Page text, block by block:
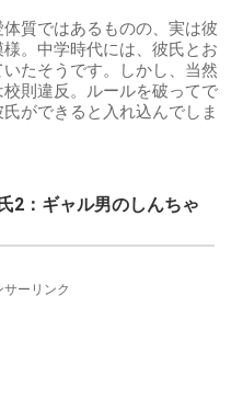
質ではあるものの、実は彼
。中学時代には、彼氏とお
たそうです。しかし、当然
則違反。ルールを破ってで
ができると入れ込んでしま
2：ギャル男のしんちゃ
ーリンク